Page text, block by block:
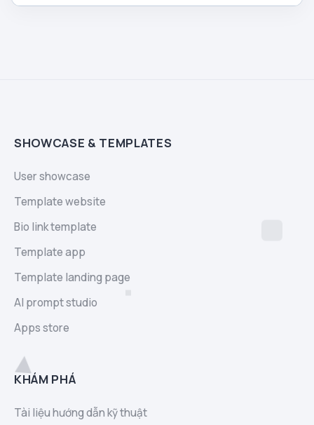
SHOWCASE & TEMPLATES
User showcase
Template website
Bio link template
Template app
Template landing page
AI prompt studio
Apps store
KHÁM PHÁ
Tài liệu hướng dẫn kỹ thuật